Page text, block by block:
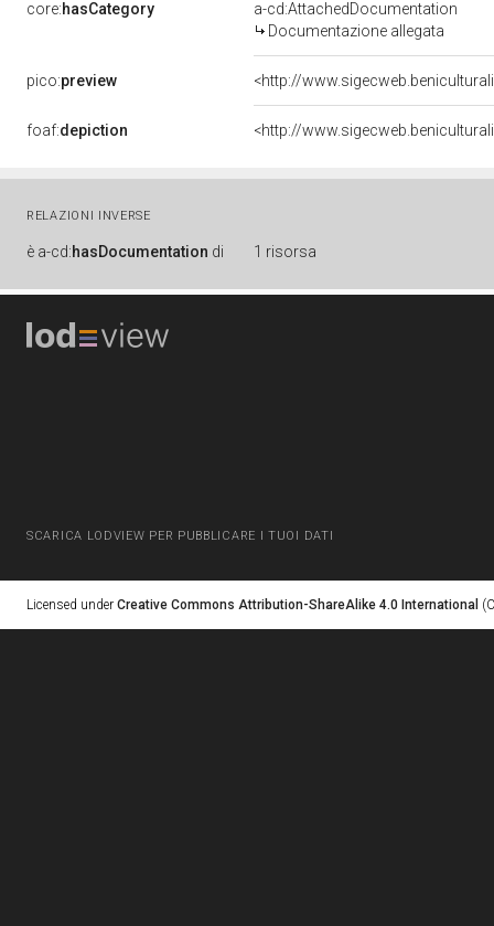
core:hasCategory
a-cd:AttachedDocumentation
Documentazione allegata
pico:preview <http://
foaf:depiction <http://
RELAZIONI INVERSE
è a-cd:hasDocumentation di 1 risorsa
SCARICA LODVIEW PER PUBBLICARE I TUOI DATI
Licensed under Creative Commons Attribution-ShareAlike 4.0 International